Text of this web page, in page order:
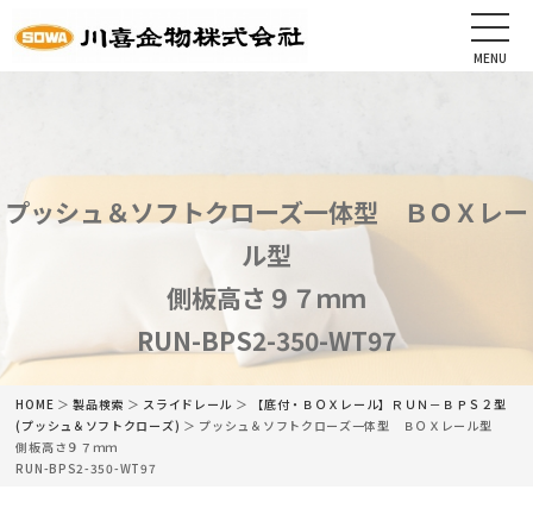
MENU
プッシュ＆ソフトクローズ一体型 ＢＯＸレー
ル型
側板高さ９７ｍｍ
RUN-BPS2-350-WT97
CLOSE
カタログ
ネットショップ
HOME ＞製品検索 ＞ スライドレール ＞ 【底付・ＢＯＸレール】
ＲＵＮ－ＢＰＳ２型
(プッシュ＆ソフトクローズ) ＞ プッシュ＆ソフトクローズ一体型 ＢＯＸレール型
側板高さ９７ｍｍ
RUN-BPS2-350-WT97